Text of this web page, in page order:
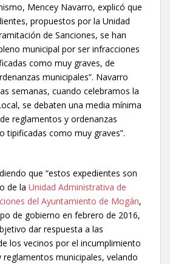
Mencey Navarro, explicó que
propuestos por la Unidad
de Sanciones, se han
municipal por ser infracciones
como muy graves, de
municipales”. Navarro
semanas, cuando celebramos la
se debaten una media mínima
reglamentos y ordenanzas
tipificadas como muy graves”.
que “estos expedientes son
de la Unidad Administrativa de
del Ayuntamiento de Mogán,
de gobierno en febrero de 2016,
dar respuesta a las
los vecinos por el incumplimiento
reglamentos municipales, velando